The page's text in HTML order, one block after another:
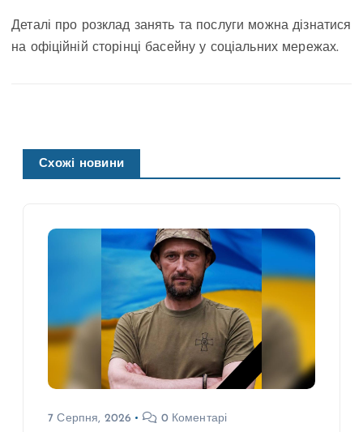
Деталі про розклад занять та послуги можна дізнатися
на офіційній сторінці басейну у соціальних мережах.
Схожі новини
7 Серпня, 2026 0 Коментарі